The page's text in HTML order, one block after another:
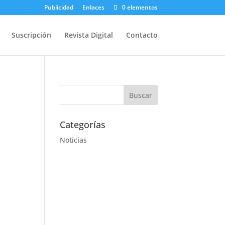
Publicidad Enlaces 0 elementos
Suscripción Revista Digital Contacto
Categorías
Noticias